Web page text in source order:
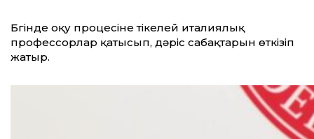
Бүгінде оқу процесіне тікелей италиялық
профессорлар қатысып, дәріс сабақтарын өткізіп
жатыр.